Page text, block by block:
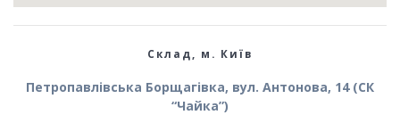
Склад, м. Київ
Петропавлівська Борщагівка, вул. Антонова, 14 (СК
“Чайка”)